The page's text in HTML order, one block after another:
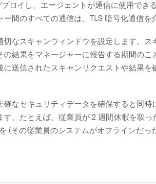
ロイし、エージェントが通信に使用でき
間のすべての通信は、TLS 暗号化通信を
切なスキャンウィンドウを設定します。
の結果をマネージャーに報告する期間の
に送信されたスキャンリクエストや結果
確なセキュリティデータを確保すると同
。たとえば、従業員が 2 週間休暇を取
(その従業員のシステムがオフラインだっ